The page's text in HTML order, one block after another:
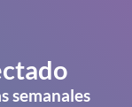
semanales